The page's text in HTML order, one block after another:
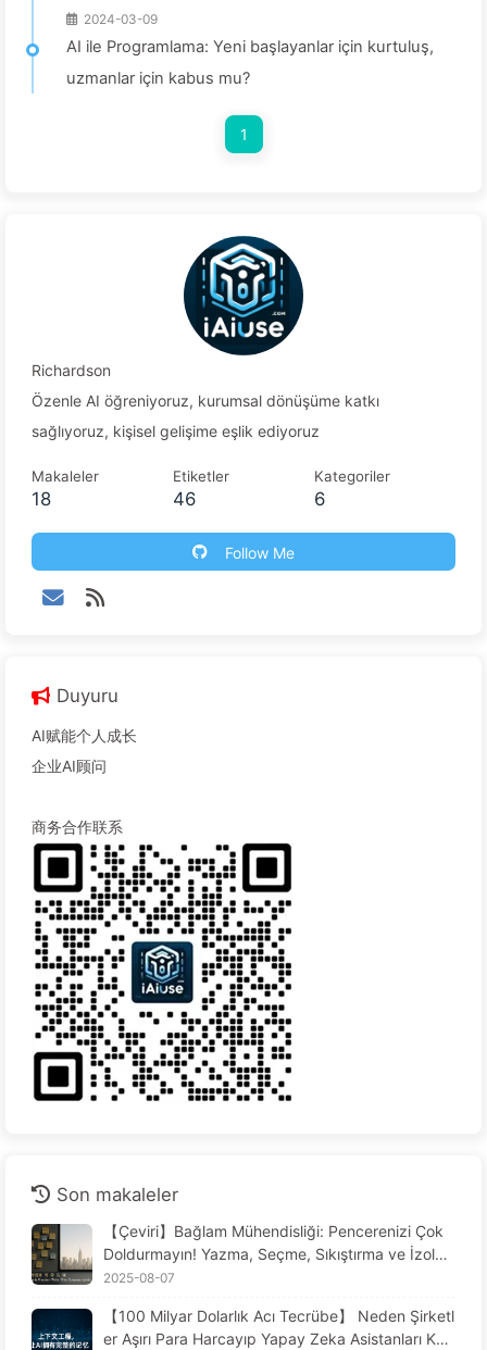
2024-03-09
AI ile Programlama: Yeni başlayanlar için kurtuluş,
uzmanlar için kabus mu?
1
Richardson
Özenle AI öğreniyoruz, kurumsal dönüşüme katkı
sağlıyoruz, kişisel gelişime eşlik ediyoruz
Makaleler
18
Etiketler
46
Kategoriler
6
Follow Me
Duyuru
AI赋能个人成长
企业AI顾问
商务合作联系
Son makaleler
【Çeviri】Bağlam Mühendisliği: Pencerenizi Çok
Doldurmayın! Yazma, Seçme, Sıkıştırma ve İzolas
yonda Dikkatli Olun, Gürültüyü Dışarıda Tutun—Y
2025-08-07
【100 Milyar Dolarlık Acı Tecrübe】 Neden Şirketl
er Aşırı Para Harcayıp Yapay Zeka Asistanları Kur